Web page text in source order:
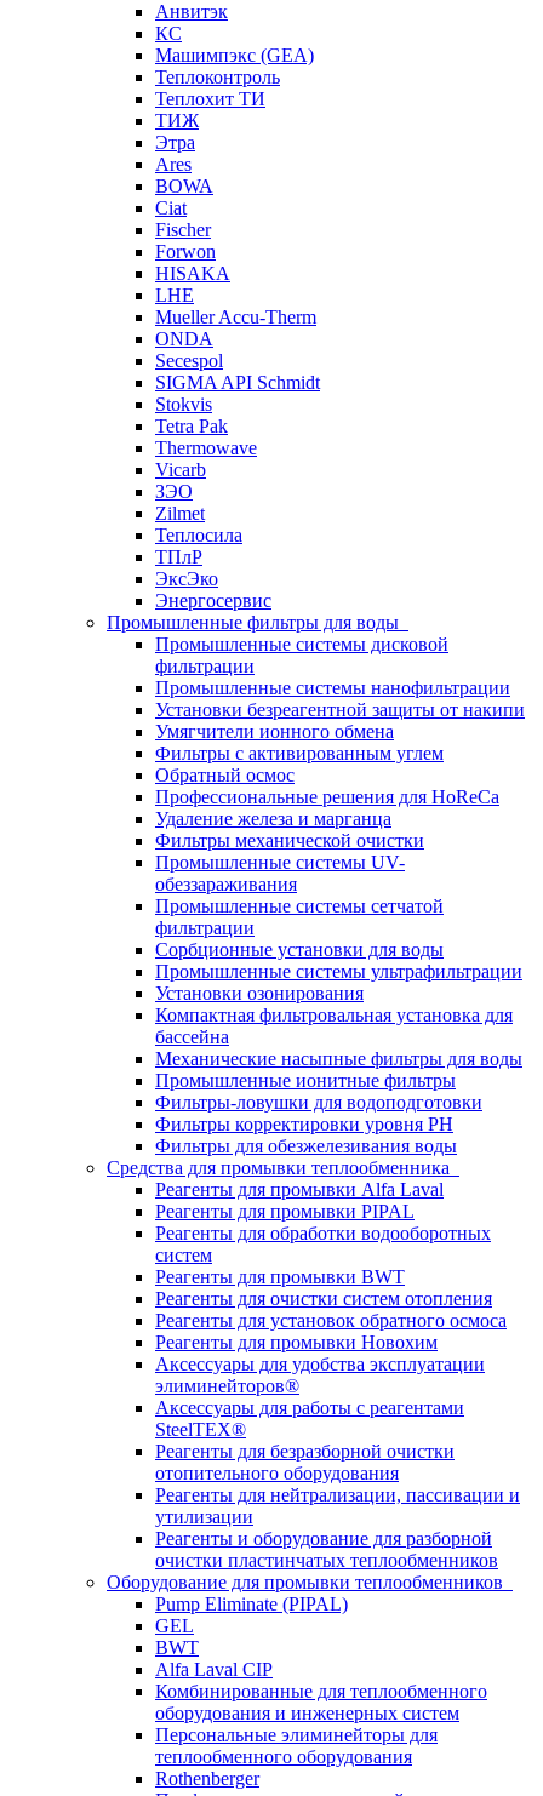
Анвитэк
КС
Машимпэкс (GEA)
Теплоконтроль
Теплохит ТИ
ТИЖ
Этра
Ares
BOWA
Ciat
Fischer
Forwon
HISAKA
LHE
Mueller Accu-Therm
ONDA
Secespol
SIGMA API Schmidt
Stokvis
Tetra Pak
Thermowave
Vicarb
ЗЭО
Zilmet
Теплосила
ТПлР
ЭксЭко
Энергосервис
Промышленные фильтры для воды
Промышленные системы дисковой
фильтрации
Промышленные системы нанофильтрации
Установки безреагентной защиты от накипи
Умягчители ионного обмена
Фильтры с активированным углем
Обратный осмос
Профессиональные решения для HoReCa
Удаление железа и марганца
Фильтры механической очистки
Промышленные системы UV-
обеззараживания
Промышленные системы сетчатой
фильтрации
Сорбционные установки для воды
Промышленные системы ультрафильтрации
Установки озонирования
Компактная фильтровальная установка для
бассейна
Механические насыпные фильтры для воды
Промышленные ионитные фильтры
Фильтры-ловушки для водоподготовки
Фильтры корректировки уровня PH
Фильтры для обезжелезивания воды
Средства для промывки теплообменника
Реагенты для промывки Alfa Laval
Реагенты для промывки PIPAL
Реагенты для обработки водооборотных
систем
Реагенты для промывки BWT
Реагенты для очистки систем отопления
Реагенты для установок обратного осмоса
Реагенты для промывки Новохим
Аксессуары для удобства эксплуатации
элиминейторов®
Аксессуары для работы с реагентами
SteelTEX®
Реагенты для безразборной очистки
отопительного оборудования
Реагенты для нейтрализации, пассивации и
утилизации
Реагенты и оборудование для разборной
очистки пластинчатых теплообменников
Оборудование для промывки теплообменников
Pump Eliminate (PIPAL)
GEL
BWT
Alfa Laval CIP
Комбинированные для теплообменного
оборудования и инженерных систем
Персональные элиминейторы для
теплообменного оборудования
Rothenberger